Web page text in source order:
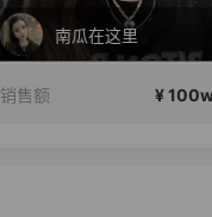
南瓜在这里
销售额 ¥